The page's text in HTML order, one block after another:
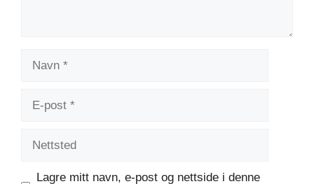
Lagre mitt navn, e-post og nettside i denne